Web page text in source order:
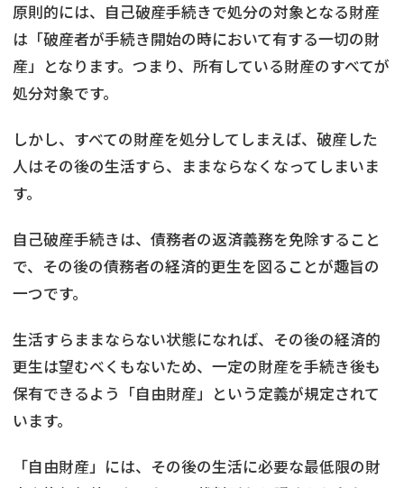
原則的には、自己破産手続きで処分の対象となる財産
は「破産者が手続き開始の時において有する一切の財
産」となります。つまり、所有している財産のすべてが
処分対象です。
しかし、すべての財産を処分してしまえば、破産した
人はその後の生活すら、ままならなくなってしまいま
す。
自己破産手続きは、債務者の返済義務を免除すること
で、その後の債務者の経済的更生を図ることが趣旨の
一つです。
生活すらままならない状態になれば、その後の経済的
更生は望むべくもないため、一定の財産を手続き後も
保有できるよう「自由財産」という定義が規定されて
います。
「自由財産」には、その後の生活に必要な最低限の財